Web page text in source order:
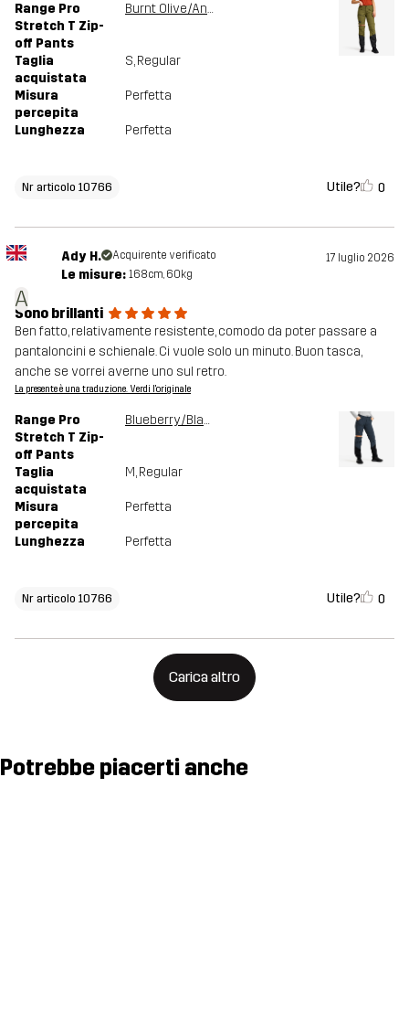
Range Pro
Stretch T Zip-
off Pants
Burnt Olive/Anthracite
Taglia
acquistata
S, Regular
Misura
percepita
Perfetta
Lunghezza Perfetta
Nr articolo 10766 Utile? 0
A
Ady H. Acquirente verificato 17 luglio 2026
Le misure: 168cm, 60kg
Sono brillanti
Ben fatto, relativamente resistente, comodo da poter passare a
pantaloncini e schienale. Ci vuole solo un minuto. Buon tasca,
anche se vorrei averne uno sul retro.
La presente è una traduzione. Verdi l'originale
Range Pro
Stretch T Zip-
off Pants
Blueberry/Black
Taglia
acquistata
M, Regular
Misura
percepita
Perfetta
Lunghezza Perfetta
Nr articolo 10766 Utile? 0
Carica altro
Potrebbe piacerti anche